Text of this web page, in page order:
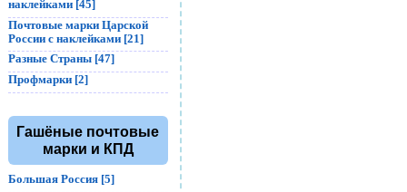
наклейками [45]
Почтовые марки Царской
России с наклейками [21]
Разные Страны [47]
Профмарки [2]
Гашёные почтовые
марки и КПД
Большая Россия [5]